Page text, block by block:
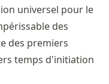
universel pour le
des
des premiers
temps d'initiation